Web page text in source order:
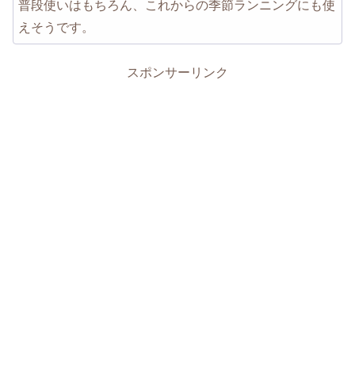
普段使いはもちろん、これからの季節ランニングにも使
えそうです。
スポンサーリンク